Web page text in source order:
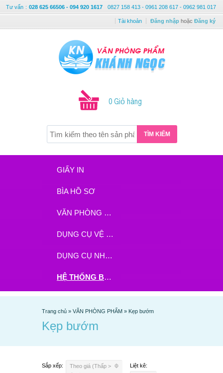
Tư vấn : 028 625 66506 - 094 920 1617 0827 158 413 - 0961 208 617 - 0962 981 017
Tài khoản Đăng nhập hoặc Đăng ký
0 Giỏ hàng
TÌM KIẾM
GIẤY IN
BÌA HỒ SƠ
VĂN PHÒNG PHẨM
DỤNG CỤ VỆ SINH
DỤNG CỤ NHÀ BẾP
HỆ THỐNG BHX - TGDĐ ĐẶT HÀNG TẠI ĐÂY
Trang chủ » VĂN PHÒNG PHẨM » Kẹp bướm
Kẹp bướm
Sắp xếp:
Theo giá (Thấp >
Liệt kê: